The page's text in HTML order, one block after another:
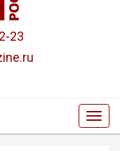
23